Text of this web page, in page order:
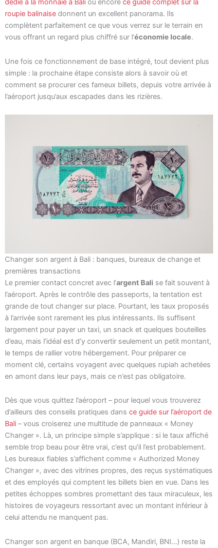
dédié à la monnaie à Bali ou encore ce guide complet sur la
roupie balinaise donnent un excellent panorama. Ils
complètent parfaitement ce que vous verrez sur le terrain en
vous offrant un regard plus chiffré sur l’économie locale.
Une fois ce fonctionnement de base intégré, tout devient plus
simple : la prochaine étape consiste alors à savoir où et
comment se procurer ces fameux billets, depuis votre arrivée à
l’aéroport jusqu’aux escapades dans les rizières.
Changer son argent à Bali : banques, bureaux de change et
premières transactions
Le premier contact concret avec l’argent Bali se fait souvent à
l’aéroport. Après le contrôle des passeports, la tentation est
grande de tout changer sur place. Pourtant, les taux proposés
à l’arrivée sont rarement les plus intéressants. Ils suffisent
largement pour payer un taxi, un snack et quelques bouteilles
d’eau, mais l’idéal est d’y convertir seulement un petit montant,
le temps de rallier votre hébergement. Pour préparer ce
moment clé, certains voyagent avec quelques rupiah achetées
en amont dans leur pays, mais ce n’est pas obligatoire.
Dès que vous quittez l’aéroport – pour lequel vous trouverez
d’ailleurs des conseils pratiques dans ce guide sur l’aéroport de
Bali – vous croiserez une multitude de panneaux « Money
Changer ». Là, un principe simple s’applique : si le taux affiché
semble trop beau pour être vrai, c’est qu’il l’est probablement.
Les bureaux fiables s’affichent comme « Authorized Money
Changer », avec des vitrines propres, des reçus systématiques
et des employés qui comptent les billets bien en vue. Dans les
petites échoppes sombres promettant des taux miraculeux, les
histoires de voyageurs ressortant avec un montant inférieur à
celui attendu ne manquent pas.
Changer son argent en banque (BCA, Mandiri, BNI…) reste la